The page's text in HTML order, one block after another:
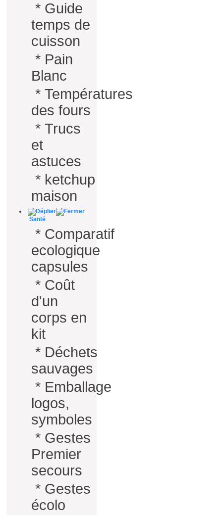
* Guide
temps de
cuisson
* Pain
Blanc
* Températures
des fours
* Trucs
et
astuces
* ketchup
maison
Santé
* Comparatif
ecologique
capsules
* Coût
d'un
corps en
kit
* Déchets
sauvages
* Emballage
logos,
symboles
* Gestes
Premier
secours
* Gestes
écolo